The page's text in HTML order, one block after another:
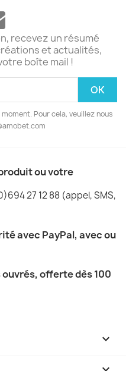
recevez un résumé
et actualités,
boîte mail !
Pour cela, veuillez nous
ou votre
27 12 88 (appel, SMS,
avec PayPal, avec ou
offerte dès 100
